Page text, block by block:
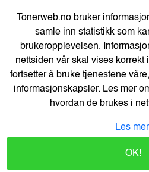
etter ordrebek...
236,-
-22% T604XL
Lagerstatus:1 stk
Tonerweb.no bruker
samle inn statistikk som
brukeropplevelsen.
nettsiden vår skal vises korrekt
fortsetter å bruke tjenestene
informasjonskapsler. Les mer
hvordan de brukes i
Les
OK!